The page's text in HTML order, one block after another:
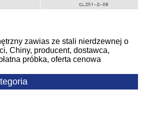
zawias ze stali nierdzewnej o
Chiny, producent, dostawca,
próbka, oferta cenowa